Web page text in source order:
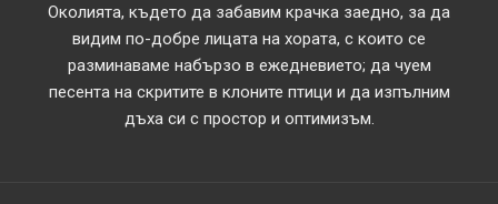
Околията, където да забавим крачка заедно, за да
видим по-добре лицата на хората, с които се
разминаваме набързо в ежедневието; да чуем
песента на скритите в клоните птици и да изпълним
дъха си с простор и оптимизъм.